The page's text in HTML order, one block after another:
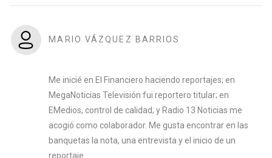
MARIO VÁZQUEZ BARRIOS
Me inicié en El Financiero haciendo reportajes; en
MegaNoticias Televisión fui reportero titular; en
EMedios, control de calidad; y Radio 13 Noticias me
acogió como colaborador. Me gusta encontrar en las
banquetas la nota, una entrevista y el inicio de un
reportaje.